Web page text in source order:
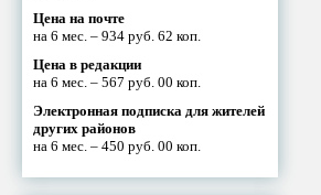
Цена на почте
на 6 мес. – 934 руб. 62 коп.
Цена в редакции
на 6 мес. – 567 руб. 00 коп.
Электронная подписка для жителей
других районов
на 6 мес. – 450 руб. 00 коп.